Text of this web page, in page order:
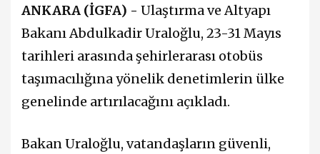
ANKARA (İGFA) - Ulaştırma ve Altyapı
Bakanı Abdulkadir Uraloğlu, 23-31 Mayıs
tarihleri arasında şehirlerarası otobüs
taşımacılığına yönelik denetimlerin ülke
genelinde artırılacağını açıkladı.
Bakan Uraloğlu, vatandaşların güvenli,